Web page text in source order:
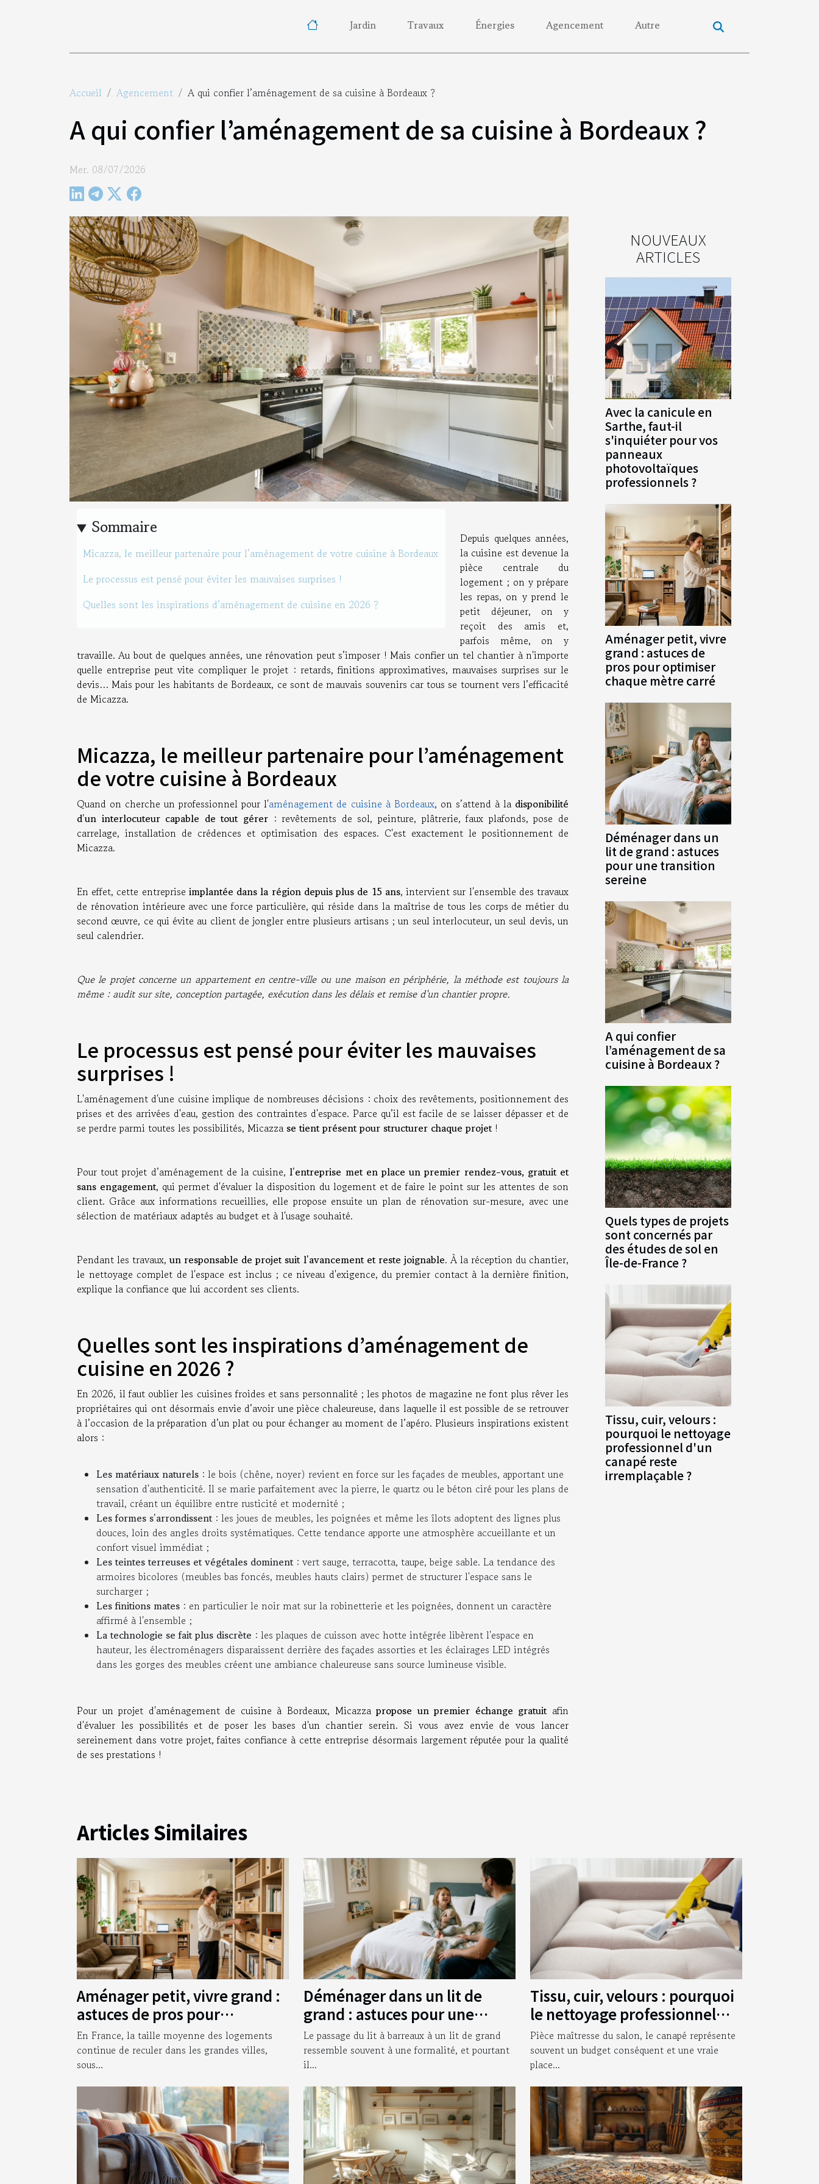
Jardin Travaux Énergies Agencement Autre
Accueil Agencement A qui confier l’aménagement de sa cuisine à Bordeaux ?
A qui confier l’aménagement de sa cuisine à Bordeaux ?
Mer. 08/07/2026
Sommaire
Micazza, le meilleur partenaire pour l’aménagement de votre cuisine à Bordeaux
Le processus est pensé pour éviter les mauvaises surprises !
Quelles sont les inspirations d’aménagement de cuisine en 2026 ?
Depuis quelques années,
la cuisine est devenue la
pièce centrale du
logement ; on y prépare
les repas, on y prend le
petit déjeuner, on y
reçoit des amis et,
parfois même, on y
travaille. Au bout de quelques années, une rénovation peut s’imposer ! Mais confier un tel chantier à n'importe
quelle entreprise peut vite compliquer le projet : retards, finitions approximatives, mauvaises surprises sur le
devis… Mais pour les habitants de Bordeaux, ce sont de mauvais souvenirs car tous se tournent vers l’efficacité
de Micazza.
Micazza, le meilleur partenaire pour l’aménagement
de votre cuisine à Bordeaux
Quand on cherche un professionnel pour l'aménagement de cuisine à Bordeaux, on s’attend à la disponibilité
d’un interlocuteur capable de tout gérer : revêtements de sol, peinture, plâtrerie, faux plafonds, pose de
carrelage, installation de crédences et optimisation des espaces. C'est exactement le positionnement de
Micazza.
En effet, cette entreprise implantée dans la région depuis plus de 15 ans, intervient sur l'ensemble des travaux
de rénovation intérieure avec une force particulière, qui réside dans la maîtrise de tous les corps de métier du
second œuvre, ce qui évite au client de jongler entre plusieurs artisans ; un seul interlocuteur, un seul devis, un
seul calendrier.
Que le projet concerne un appartement en centre-ville ou une maison en périphérie, la méthode est toujours la
même : audit sur site, conception partagée, exécution dans les délais et remise d'un chantier propre.
Le processus est pensé pour éviter les mauvaises
surprises !
L'aménagement d'une cuisine implique de nombreuses décisions : choix des revêtements, positionnement des
prises et des arrivées d'eau, gestion des contraintes d'espace. Parce qu’il est facile de se laisser dépasser et de
se perdre parmi toutes les possibilités, Micazzase tient présent pour structurer chaque projet!
Pour tout projet d’aménagement de la cuisine,l’entreprise met en place un premier rendez-vous, gratuit et
sans engagement, qui permet d'évaluer la disposition du logement et de faire le point sur les attentes de son
client. Grâce aux informations recueillies, elle propose ensuite un plan de rénovation sur-mesure, avec une
sélection de matériaux adaptés au budget et à l'usage souhaité.
Pendant les travaux,un responsable de projet suit l'avancement et reste joignable. À la réception du chantier,
le nettoyage complet de l'espace est inclus ; ce niveau d'exigence, du premier contact à la dernière finition,
explique la confiance que lui accordent ses clients.
Quelles sont les inspirations d’aménagement de
cuisine en 2026 ?
En 2026, il faut oublier les cuisines froides et sans personnalité ; les photos de magazine ne font plus rêver les
propriétaires qui ont désormais envie d’avoir une pièce chaleureuse, dans laquelle il est possible de se retrouver
à l’occasion de la préparation d’un plat ou pour échanger au moment de l’apéro. Plusieurs inspirations existent
alors :
Les matériaux naturels : le bois (chêne, noyer) revient en force sur les façades de meubles, apportant une
sensation d'authenticité. Il se marie parfaitement avec la pierre, le quartz ou le béton ciré pour les plans de
travail, créant un équilibre entre rusticité et modernité ;
Les formes s'arrondissent: les joues de meubles, les poignées et même les îlots adoptent des lignes plus
douces, loin des angles droits systématiques. Cette tendance apporte une atmosphère accueillante et un
confort visuel immédiat ;
Les teintes terreuses et végétales dominent : vert sauge, terracotta, taupe, beige sable. La tendance des
armoires bicolores (meubles bas foncés, meubles hauts clairs) permet de structurer l'espace sans le
surcharger ;
Les finitions mates : en particulier le noir mat sur la robinetterie et les poignées, donnent un caractère
affirmé à l'ensemble ;
La technologie se fait plus discrète : les plaques de cuisson avec hotte intégrée libèrent l'espace en
hauteur, les électroménagers disparaissent derrière des façades assorties et les éclairages LED intégrés
dans les gorges des meubles créent une ambiance chaleureuse sans source lumineuse visible.
Pour un projet d'aménagement de cuisine à Bordeaux, Micazzapropose un premier échange gratuitafin
d'évaluer les possibilités et de poser les bases d'un chantier serein. Si vous avez envie de vous lancer
sereinement dans votre projet, faites confiance à cette entreprise désormais largement réputée pour la qualité
de ses prestations !
NOUVEAUX
ARTICLES
Avec la canicule en
Sarthe, faut-il
s'inquiéter pour vos
panneaux
photovoltaïques
professionnels ?
Aménager petit, vivre
grand : astuces de
pros pour optimiser
chaque mètre carré
Déménager dans un
lit de grand : astuces
pour une transition
sereine
A qui confier
l’aménagement de sa
cuisine à Bordeaux ?
Quels types de projets
sont concernés par
des études de sol en
Île-de-France ?
Tissu, cuir, velours :
pourquoi le nettoyage
professionnel d'un
canapé reste
irremplaçable ?
Articles Similaires
Aménager petit, vivre grand :
astuces de pros pour
optimiser chaque mètre carré
En France, la taille moyenne des logements
continue de reculer dans les grandes villes,
sous...
Déménager dans un lit de
grand : astuces pour une
transition sereine
Le passage du lit à barreaux à un lit de grand
ressemble souvent à une formalité, et pourtant
il...
Tissu, cuir, velours : pourquoi
le nettoyage professionnel
d'un canapé reste
irremplaçable ?
Pièce maîtresse du salon, le canapé représente
souvent un budget conséquent et une vraie
place...